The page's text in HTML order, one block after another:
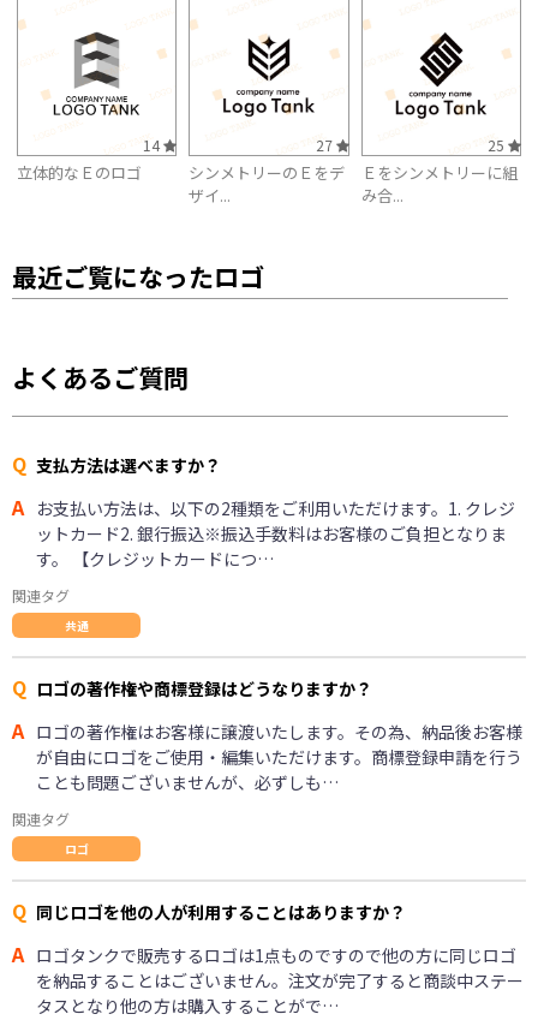
14
立体的なＥのロゴ
27
シンメトリーのＥをデ
ザイ...
25
Ｅをシンメトリーに組
み合...
最近ご覧になったロゴ
よくあるご質問
Q 支払方法は選べますか？
A お支払い方法は、以下の2種類をご利用いただけます。1. クレジ
ットカード2. 銀行振込※振込手数料はお客様のご負担となりま
す。 【クレジットカードにつ…
関連タグ
共通
Q ロゴの著作権や商標登録はどうなりますか？
A ロゴの著作権はお客様に譲渡いたします。その為、納品後お客様
が自由にロゴをご使用・編集いただけます。商標登録申請を行う
ことも問題ございませんが、必ずしも…
関連タグ
ロゴ
Q 同じロゴを他の人が利用することはありますか？
A ロゴタンクで販売するロゴは1点ものですので他の方に同じロゴ
を納品することはございません。注文が完了すると商談中ステー
タスとなり他の方は購入することがで…